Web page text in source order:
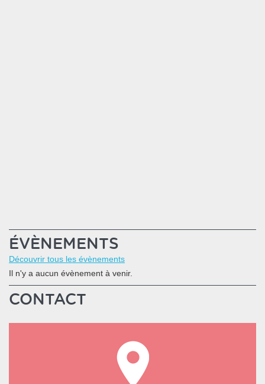
ÉVÈNEMENTS
Il n'y a aucun évènement à venir.
Découvrir tous les évènements
CONTACT